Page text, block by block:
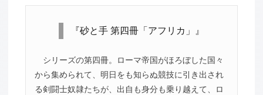
『砂と手 第四冊「アフリカ」』
シリーズの第四冊。ローマ帝国がほろぼした国々
から集められて、明日をも知らぬ競技に引き出され
る剣闘士奴隷たちが、出自も身分も乗り越えて、ロ